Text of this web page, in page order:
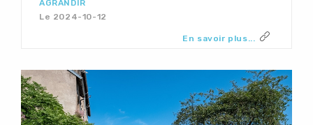
AGRANDIR
Le 2024-10-12
En savoir plus...